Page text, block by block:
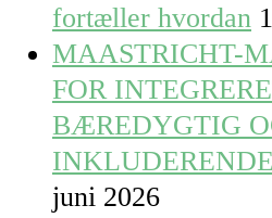
fortæller hvordan
MAASTRICHT-
FOR
BÆREDYGTIG
juni 2026